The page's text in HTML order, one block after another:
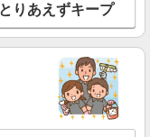
とりあえずキープ